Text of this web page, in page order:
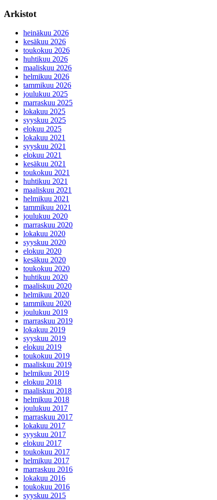
Arkistot
heinäkuu 2026
kesäkuu 2026
toukokuu 2026
huhtikuu 2026
maaliskuu 2026
helmikuu 2026
tammikuu 2026
joulukuu 2025
marraskuu 2025
lokakuu 2025
syyskuu 2025
elokuu 2025
lokakuu 2021
syyskuu 2021
elokuu 2021
kesäkuu 2021
toukokuu 2021
huhtikuu 2021
maaliskuu 2021
helmikuu 2021
tammikuu 2021
joulukuu 2020
marraskuu 2020
lokakuu 2020
syyskuu 2020
elokuu 2020
kesäkuu 2020
toukokuu 2020
huhtikuu 2020
maaliskuu 2020
helmikuu 2020
tammikuu 2020
joulukuu 2019
marraskuu 2019
lokakuu 2019
syyskuu 2019
elokuu 2019
toukokuu 2019
maaliskuu 2019
helmikuu 2019
elokuu 2018
maaliskuu 2018
helmikuu 2018
joulukuu 2017
marraskuu 2017
lokakuu 2017
syyskuu 2017
elokuu 2017
toukokuu 2017
helmikuu 2017
marraskuu 2016
lokakuu 2016
toukokuu 2016
syyskuu 2015